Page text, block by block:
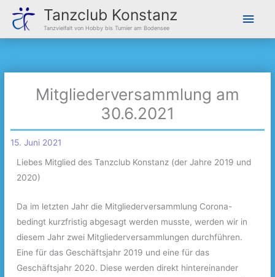
Inhalt
springen
Tanzclub Konstanz
Tanzvielfalt von Hobby bis Turnier am Bodensee
Mitgliederversammlung am
30.6.2021
15. Juni 2021
Liebes Mitglied des Tanzclub Konstanz (der Jahre 2019 und
2020)
Da im letzten Jahr die Mitgliederversammlung Corona-
bedingt kurzfristig abgesagt werden musste, werden wir in
diesem Jahr zwei Mitgliederversammlungen durchführen.
Eine für das Geschäftsjahr 2019 und eine für das
Geschäftsjahr 2020. Diese werden direkt hintereinander